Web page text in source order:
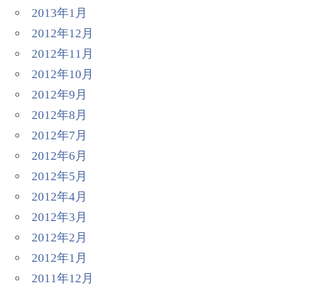
2013年1月
2012年12月
2012年11月
2012年10月
2012年9月
2012年8月
2012年7月
2012年6月
2012年5月
2012年4月
2012年3月
2012年2月
2012年1月
2011年12月